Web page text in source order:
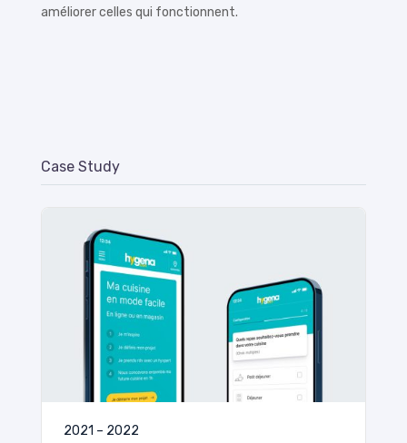
améliorer celles qui fonctionnent.
Case Study
2021 – 2022